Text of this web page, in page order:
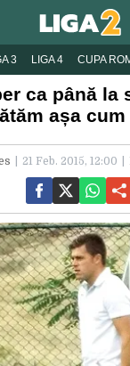
3 LIGA 4 CUPA
ca până la
așa cum
21 Feb. 2015, 12:00